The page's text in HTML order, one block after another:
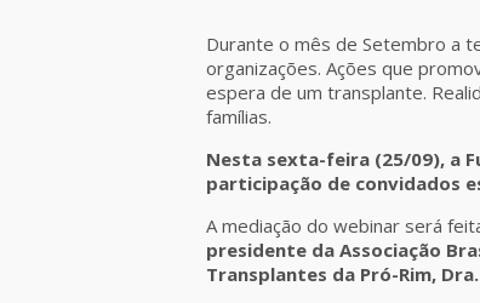
Durante o mês de Setembro a
organizações. Ações que
espera de um transplante.
famílias.
Nesta sexta-feira (25/09), a
participação de convidados
A mediação do webinar será
presidente da Associação
Transplantes da Pró-Rim, Dra.